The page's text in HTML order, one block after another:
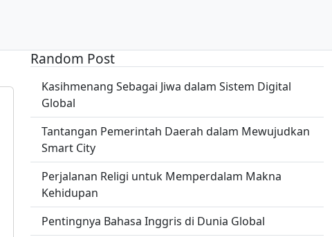
Random Post
Kasihmenang Sebagai Jiwa dalam Sistem Digital
Global
Tantangan Pemerintah Daerah dalam Mewujudkan
Smart City
Perjalanan Religi untuk Memperdalam Makna
Kehidupan
Pentingnya Bahasa Inggris di Dunia Global